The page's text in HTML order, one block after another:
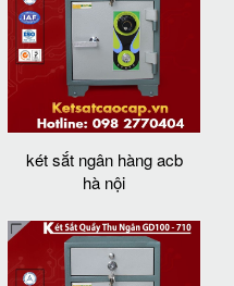
két sắt ngân hàng acb
hà nội